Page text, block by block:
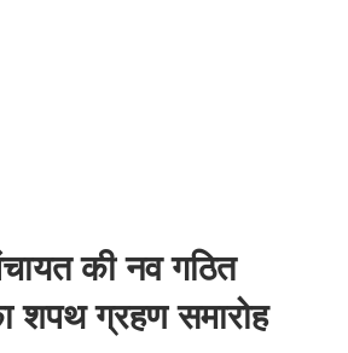
की नव गठित
शपथ ग्रहण समारोह